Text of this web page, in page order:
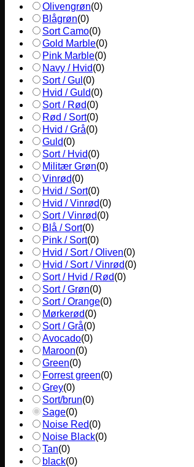
Olivengrøn(0)
Blågrøn(0)
Sort Camo(0)
Gold Marble(0)
Pink Marble(0)
Navy / Hvid(0)
Sort / Gul (0)
Hvid / Guld(0)
Sort / Rød(0)
Rød / Sort(0)
Hvid / Grå(0)
Guld(0)
Sort / Hvid(0)
Militær Grøn(0)
Vinrød(0)
Hvid / Sort(0)
Hvid / Vinrød(0)
Sort / Vinrød(0)
Blå / Sort(0)
Pink / Sort(0)
Hvid / Sort / Oliven(0)
Hvid / Sort / Vinrød(0)
Sort / Hvid / Rød(0)
Sort / Grøn(0)
Sort / Orange(0)
Mørkerød(0)
Sort / Grå(0)
Avocado(0)
Maroon(0)
Green(0)
Forrest green(0)
Grey(0)
Sort/brun(0)
Sage(0)
Noise Red(0)
Noise Black(0)
Tan(0)
black(0)